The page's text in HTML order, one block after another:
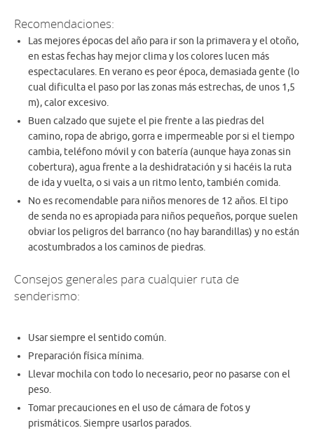
Recomendaciones:
Las mejores épocas del año para ir son la primavera y el otoño,
en estas fechas hay mejor clima y los colores lucen más
espectaculares. En verano es peor época, demasiada gente (lo
cual dificulta el paso por las zonas más estrechas, de unos 1,5
m), calor excesivo.
Buen calzado que sujete el pie frente a las piedras del
camino, ropa de abrigo, gorra e impermeable por si el tiempo
cambia, teléfono móvil y con batería (aunque haya zonas sin
cobertura), agua frente a la deshidratación y si hacéis la ruta
de ida y vuelta, o si vais a un ritmo lento, también comida.
No es recomendable para niños menores de 12 años. El tipo
de senda no es apropiada para niños pequeños, porque suelen
obviar los peligros del barranco (no hay barandillas) y no están
acostumbrados a los caminos de piedras.
Consejos generales para cualquier ruta de
senderismo:
Usar siempre el sentido común.
Preparación física mínima.
Llevar mochila con todo lo necesario, peor no pasarse con el
peso.
Tomar precauciones en el uso de cámara de fotos y
prismáticos. Siempre usarlos parados.